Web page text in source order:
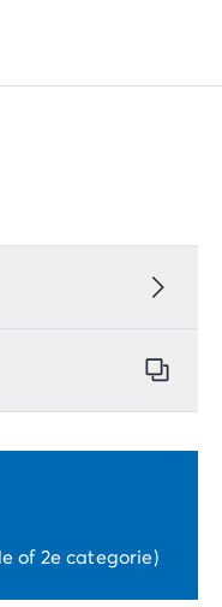
of 2e categorie)